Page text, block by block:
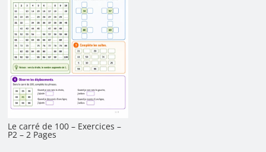
Le carré de 100 – Exercices –
P2 – 2 Pages